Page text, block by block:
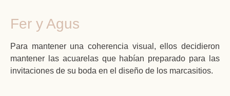
Fer y Agus
Para mantener una coherencia visual, ellos decidieron
mantener las acuarelas que habían preparado para las
invitaciones de su boda en el diseño de los marcasitios.